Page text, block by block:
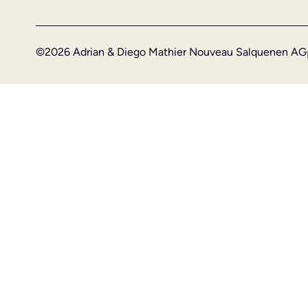
©2026 Adrian & Diego Mathier Nouveau Salquenen AG